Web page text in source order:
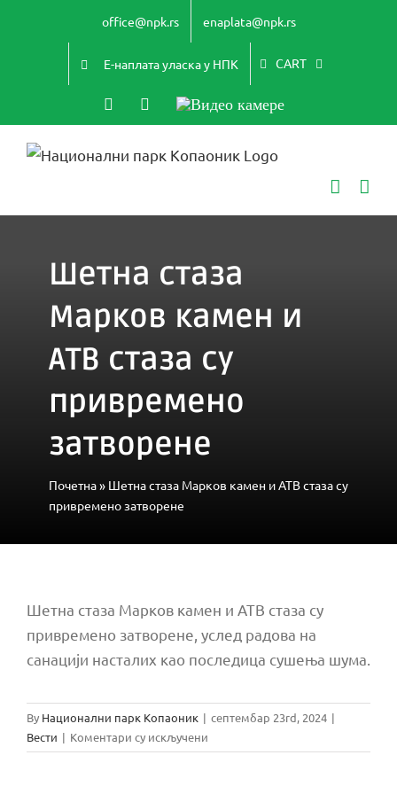
office@npk.rs enaplata@npk.rs
Е-наплата уласка у НПК CART
InstagramYouTube
Видео
Шетна стаза
Марков камен и
АТВ стаза су
привремено
затворене
Почетна» Шетна стаза Марков камен и АТВ стаза су
привремено затворене
Шетна стаза Марков камен и АТВ стаза су
привремено затворене, услед радова на
санацији насталих као последица сушења шума.
By Национални парк Копаоник | септембар 23rd, 2024 |
Вести | Коментари су искључени
Шетна